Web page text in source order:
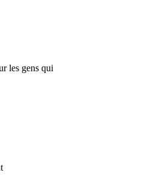
les gens qui